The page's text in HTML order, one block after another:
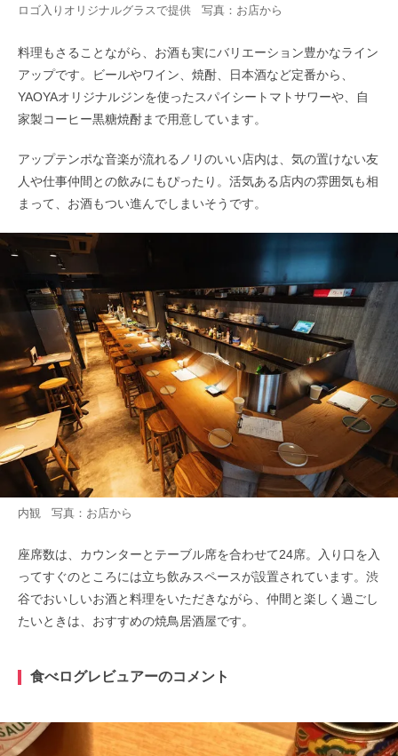
ロゴ入りオリジナルグラスで提供 写真：お店から
料理もさることながら、お酒も実にバリエーション豊かなライン
アップです。ビールやワイン、焼酎、日本酒など定番から、
YAOYAオリジナルジンを使ったスパイシートマトサワーや、自
家製コーヒー黒糖焼酎まで用意しています。
アップテンポな音楽が流れるノリのいい店内は、気の置けない友
人や仕事仲間との飲みにもぴったり。活気ある店内の雰囲気も相
まって、お酒もつい進んでしまいそうです。
内観 写真：お店から
座席数は、カウンターとテーブル席を合わせて24席。入り口を入
ってすぐのところには立ち飲みスペースが設置されています。渋
谷でおいしいお酒と料理をいただきながら、仲間と楽しく過ごし
たいときは、おすすめの焼鳥居酒屋です。
食べログレビュアーのコメント